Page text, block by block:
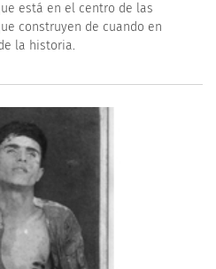
está en el centro de las
construyen de cuando en
la historia.